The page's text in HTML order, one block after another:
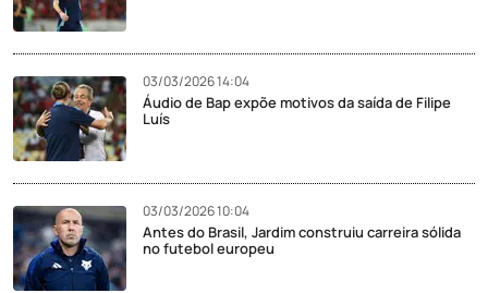
03/03/2026 14:04
Áudio de Bap expõe motivos da saída de Filipe
Luís
03/03/2026 10:04
Antes do Brasil, Jardim construiu carreira sólida
no futebol europeu